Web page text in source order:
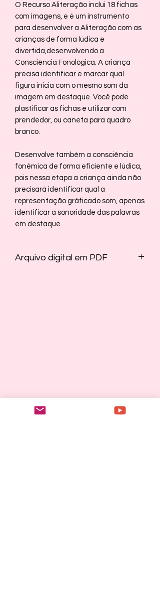
O Recurso Aliteração inclui 18 fichas
com imagens, e é um instrumento
para desenvolver a Aliteração com as
crianças de forma lúdica e
divertida,desenvolvendo a
Consciência Fonológica. A criança
precisa identificar e marcar qual
figura inicia com o mesmo som da
imagem em destaque. Você pode
plastificar as fichas e utilizar com
prendedor, ou caneta para quadro
branco.
Desenvolve também a consciência
fonêmica de forma eficiente e lúdica,
pois nessa etapa a criança ainda não
precisará identificar qual a
representação gráficado som, apenas
identificar a sonoridade das palavras
em destaque.
Arquivo digital em PDF